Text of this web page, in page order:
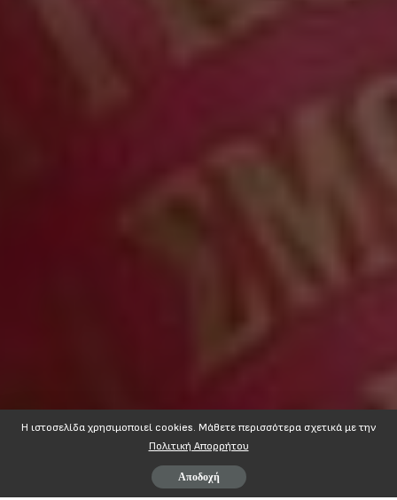
Η ιστοσελίδα χρησιμοποιεί cookies. Mάθετε περισσότερα σχετικά με την
Πολιτική Απορρήτου
Αποδοχή